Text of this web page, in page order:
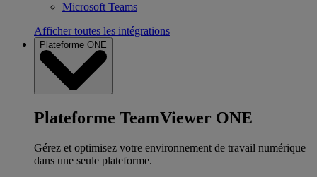
Microsoft Teams
Afficher toutes les intégrations
Plateforme ONE
Plateforme TeamViewer ONE
Gérez et optimisez votre environnement de travail numérique
dans une seule plateforme.